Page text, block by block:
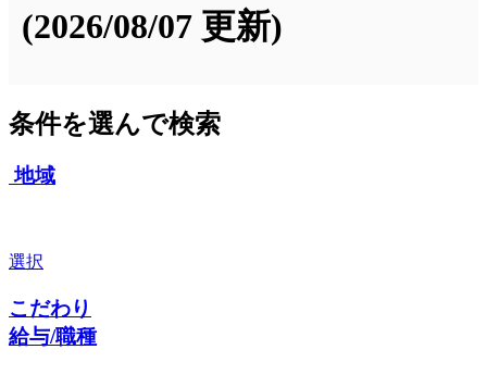
(2026/08/07 更新)
条件を選んで検索
地域
選択
こだわり
給与/職種